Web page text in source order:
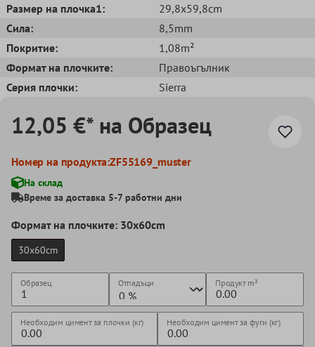
Размер на плочка1:
29,8x59,8cm
Сила:
8,5mm
Покритие:
1,08m²
Формат на плочките:
Правоъгълник
Серия плочки:
Sierra
12,05 €* на Образец
Номер на продукта:ZF55169_muster
На склад
Време за доставка 5-7 работни дни
Формат на плочките: 30x60cm
30x60cm
Образец Отпадъци Продуктm²
Необходим цимент за плочки (кг) Необходим цимент за фуги (кг)